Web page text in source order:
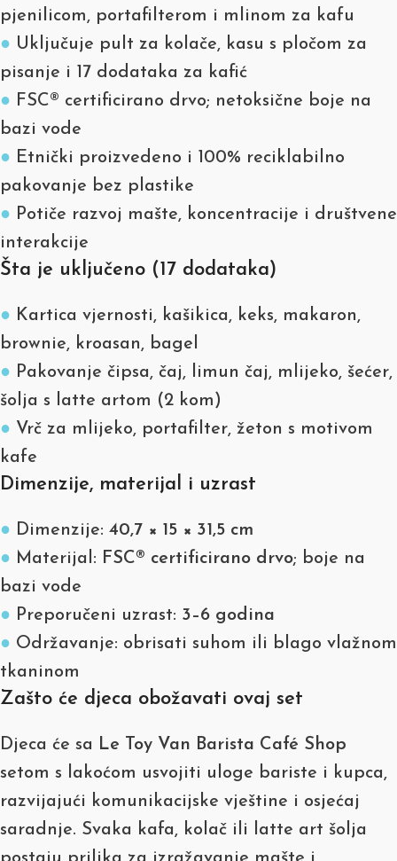
pjenilicom, portafilterom i mlinom za kafu
● Uključuje pult za kolače, kasu s pločom za
pisanje i 17 dodataka za kafić
● FSC® certificirano drvo; netoksične boje na
bazi vode
● Etnički proizvedeno i 100% reciklabilno
pakovanje bez plastike
● Potiče razvoj mašte, koncentracije i društvene
interakcije
Šta je uključeno (17 dodataka)
● Kartica vjernosti, kašikica, keks, makaron,
brownie, kroasan, bagel
● Pakovanje čipsa, čaj, limun čaj, mlijeko, šećer,
šolja s latte artom (2 kom)
● Vrč za mlijeko, portafilter, žeton s motivom
kafe
Dimenzije, materijal i uzrast
● Dimenzije: 40,7 × 15 × 31,5 cm
● Materijal: FSC® certificirano drvo; boje na
bazi vode
● Preporučeni uzrast: 3–6 godina
● Održavanje: obrisati suhom ili blago vlažnom
tkaninom
Zašto će djeca obožavati ovaj set
Djeca će sa Le Toy Van Barista Café Shop
setom s lakoćom usvojiti uloge bariste i kupca,
razvijajući komunikacijske vještine i osjećaj
saradnje. Svaka kafa, kolač ili latte art šolja